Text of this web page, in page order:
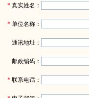
* 真实姓名：
* 单位名称：
通讯地址：
邮政编码：
* 联系电话：